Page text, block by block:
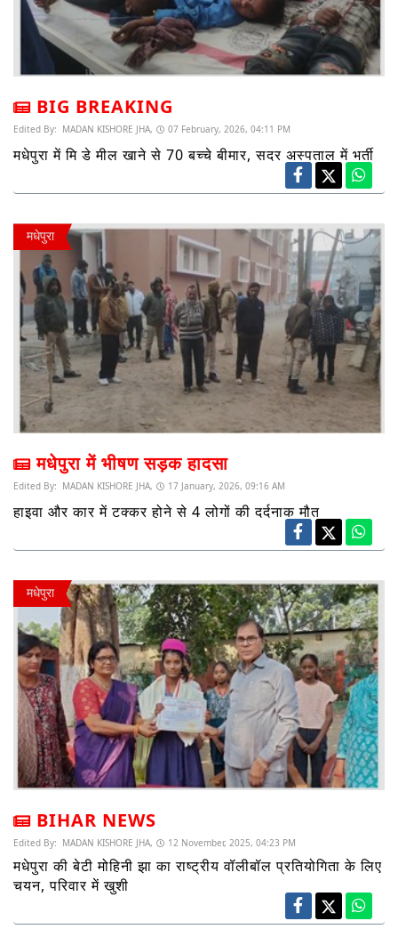
BIG BREAKING
Edited By: MADAN KISHORE JHA, 07 February, 2026, 04:11 PM
मधेपुरा में मि डे मील खाने से 70 बच्चे बीमार, सदर अस्पताल में भर्ती
मधेपुरा
मधेपुरा में भीषण सड़क हादसा
Edited By: MADAN KISHORE JHA, 17 January, 2026, 09:16 AM
हाइवा और कार में टक्कर होने से 4 लोगों की दर्दनाक मौत
मधेपुरा
BIHAR NEWS
Edited By: MADAN KISHORE JHA, 12 November, 2025, 04:23 PM
मधेपुरा की बेटी मोहिनी झा का राष्ट्रीय वॉलीबॉल प्रतियोगिता के लिए
चयन, परिवार में खुशी